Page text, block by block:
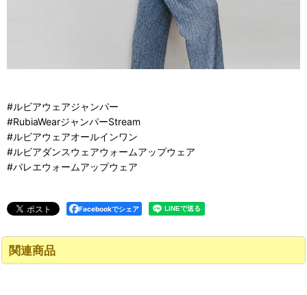
#ルビアウェアジャンパー
#RubiaWearジャンパーStream
#ルビアウェアオールインワン
#ルビアダンスウェアウォームアップウェア
#バレエウォームアップウェア
Facebookでシェア
関連商品